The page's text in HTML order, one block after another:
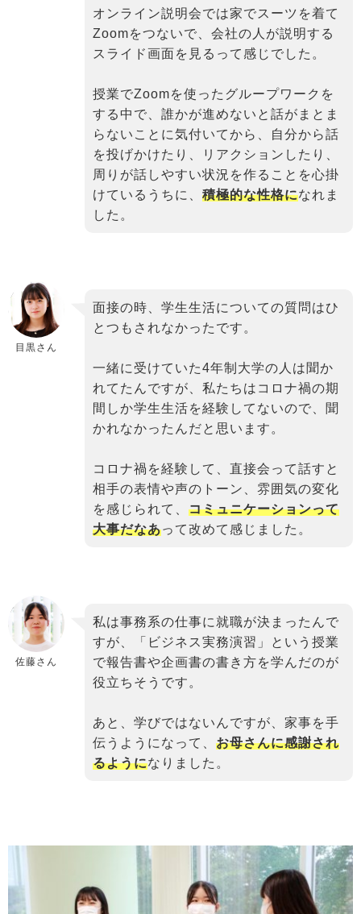
オンライン説明会では家でスーツを着て
Zoomをつないで、会社の人が説明する
スライド画面を見るって感じでした。
授業でZoomを使ったグループワークを
する中で、誰かが進めないと話がまとま
らないことに気付いてから、自分から話
を投げかけたり、リアクションしたり、
周りが話しやすい状況を作ることを心掛
けているうちに、 積極的な性格になれま
した。
binary
comment
目黒さん
面接の時、学生生活についての質問はひ
とつもされなかったです。
一緒に受けていた4年制大学の人は聞か
れてたんですが、私たちはコロナ禍の期
間しか学生生活を経験してないので、聞
かれなかったんだと思います。
コロナ禍を経験して、直接会って話すと
相手の表情や声のトーン、雰囲気の変化
を感じられて、 コミュニケーションって
大事だなあって改めて感じました。
binary
comment
佐藤さん
私は事務系の仕事に就職が決まったんで
すが、「ビジネス実務演習」という授業
で報告書や企画書の書き方を学んだのが
役立ちそうです。
あと、学びではないんですが、家事を手
伝うようになって、 お母さんに感謝され
るようになりました。